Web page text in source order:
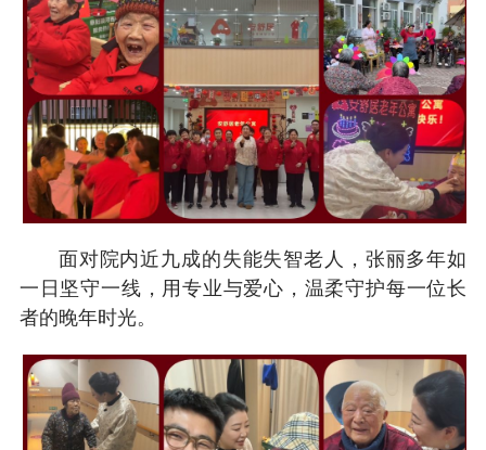
面对院内近九成的失能失智老人，张丽多年如
一日坚守一线，用专业与爱心，温柔守护每一位长
者的晚年时光。